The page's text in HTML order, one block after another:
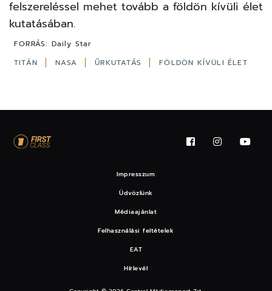
felszereléssel mehet tovább a földön kívüli élet
kutatásában.
FORRÁS: Daily Star
TITÁN
NASA ŰRKUTATÁS FÖLDÖN KÍVÜLI ÉLET
Impresszum
Üdvözlünk
Médiaajánlat
Felhasználási feltételek
EAT
Hírlevél